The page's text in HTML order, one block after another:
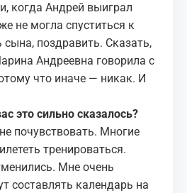
когда Андрей выиграл
не могла спуститься к
сына, поздравить. Сказать,
Андреевна говорила с
что иначе — никак. И
это сильно сказалось?
почувствовать. Многие
тренироваться.
Мне очень
составлять календарь на